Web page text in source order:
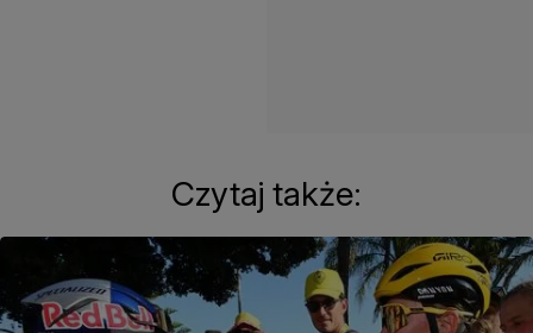
Czytaj także: